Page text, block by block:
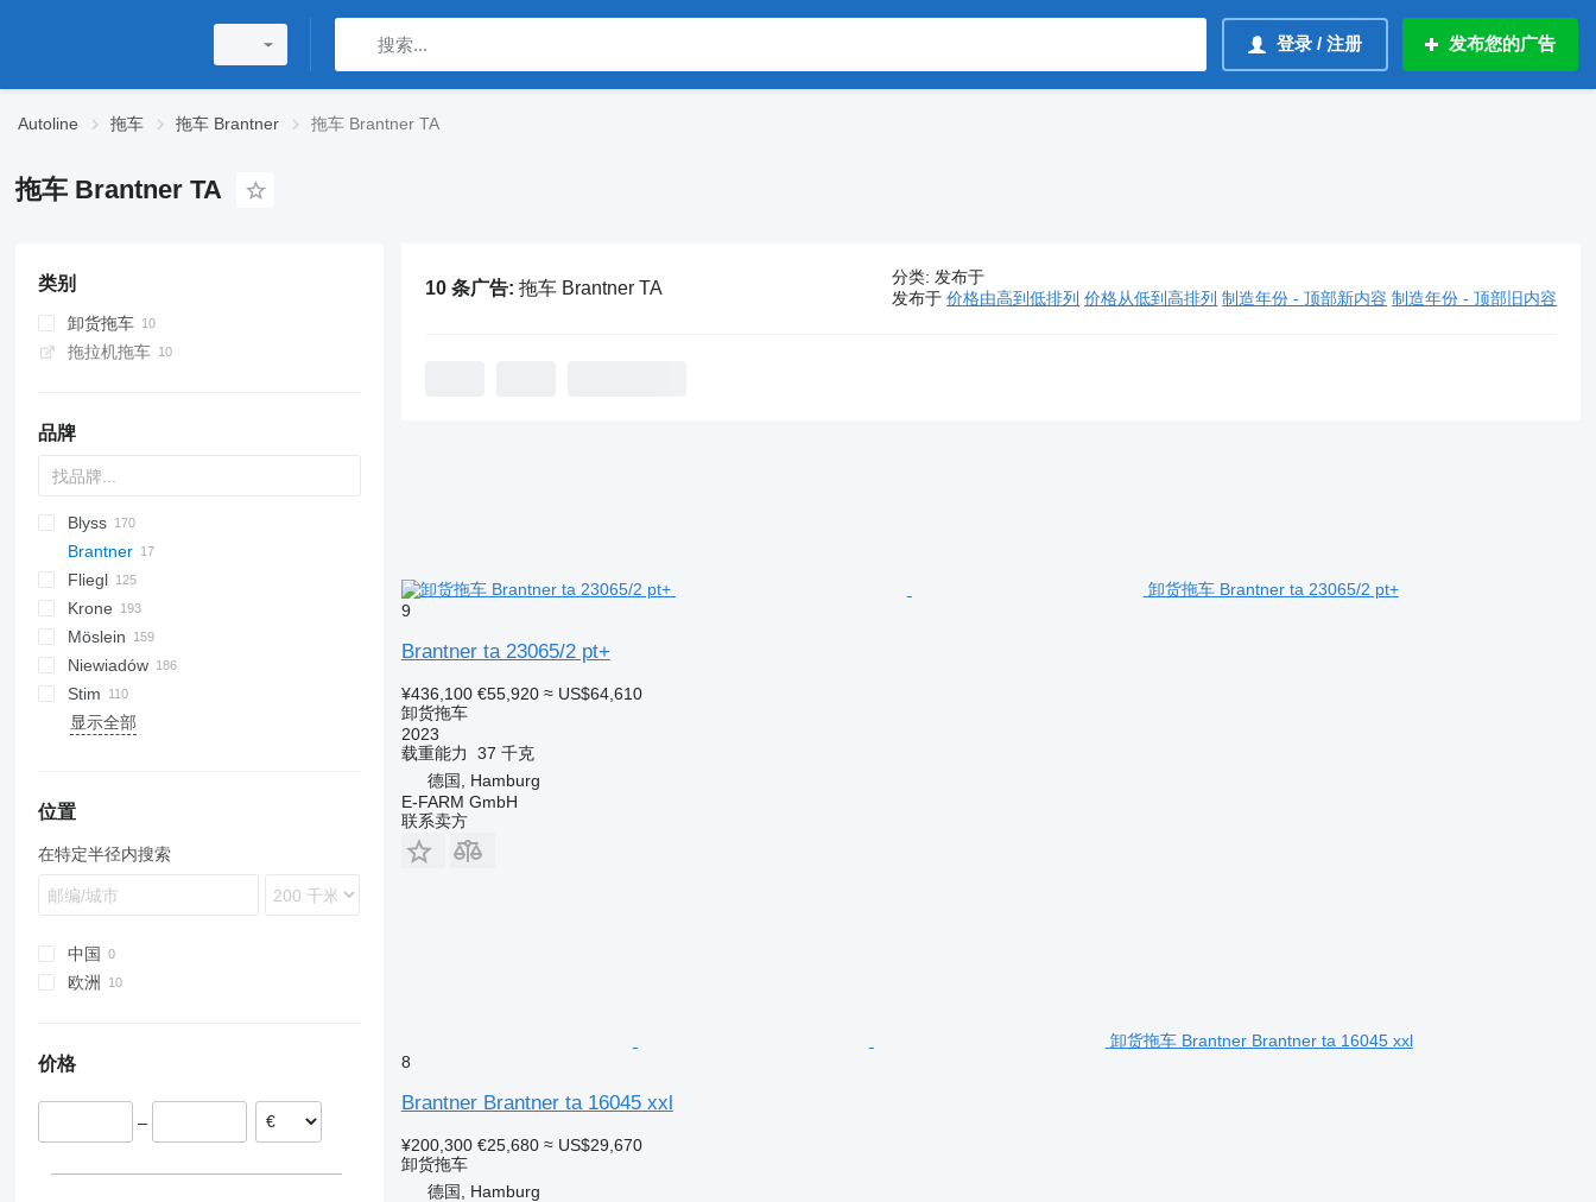
登录 / 注册 发布您的广告
Autoline 拖车 拖车 Brantner 拖车 Brantner TA
拖车 Brantner TA
类别
卸货拖车
拖拉机拖车
品牌
PA
TPW
Z-series
HTS
GTB
PSX
PS
22
Brevis
Gigant
Blyss
Jupiter
Merkury
Brantner
TA
TA 10041
TA 16045 XXL
Z
Z 18051
1205
2260
2270
2300
4260
5420
A Transporter
CarGo
Race Transporter
T Transporter
3 series
BPA
PT
202
CSD
Debon
Gold
Cargos
T 38
HW
A1010
A 1018
LVA
A-series
L-series
S-series
DURUS
TDK
ZDK
MAX
STBZ
Ducato
Fliegl
ASW
DK
DTS
EDK
HKL
TSK
TTS
TWP
ZPS
ZWP
FLA
HTS
HW
819
8328
8527
AC
STN
STZ
TU
CP
PE
DRA
2 JPZL
Azure
Indigo
TPG
Garant
HA
HK
HN
HS
HAR
HMA
HSA
GH
GX
MV
TV
D-series
S-series
T-series
Krone
ADP
AZ
Profi Liner
SD
GP
AW
YWE
ZFHB
ZK
A-series
Eurolohr
Maxilohr
837300
856102
856103
870100
MAC
G-series
MZDA
SL
Actros
Antos
Arocs
K-series
Möslein
T-series
THT
TKO
KA
T-series
8560
Niewiadów
N-series
HK
ASDV
EURO
240
T-series
OS
TUE
OL
MXD
TBD
PV
TV
Chieftain
PT
T185
T672
T679
T680
T683
T700
REDK
RUTDK
Kaiser
Pegasus
8551
CD
InterCombi
AFW
AWF
SGF
SKI
ZKI
ZKO
ZWF
BDF
PA
AP
AW
AGL
SG
Stim
Giga-Vitesse
CHT
Formula
Car Flat
VA
AWZ
PC
D-series
显示全部
位置
在特定半径内搜索
中国
欧洲
价格
–
10 条广告: 拖车 Brantner TA
分类: 发布于
发布于 价格由高到低排列 价格从低到高排列 制造年份 - 顶部新内容 制造年份 - 顶部旧内容
卸货拖车 Brantner ta 23065/2 pt+
9
Brantner ta 23065/2 pt+
¥436,100 €55,920 ≈ US$64,610
卸货拖车
2023
载重能力
37 千克
德国, Hamburg
E-FARM GmbH
联系卖方
卸货拖车 Brantner Brantner ta 16045 xxl
8
Brantner Brantner ta 16045 xxl
¥200,300 €25,680 ≈ US$29,670
卸货拖车
德国, Hamburg